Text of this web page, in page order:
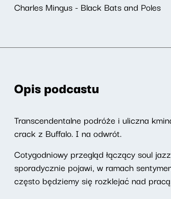
Charles Mingus - Black Bats and Poles
Opis podcastu
Transcendentalne podróże i uliczna
crack z Buffalo. I na odwrót.
Cotygodniowy przegląd łączący soul
sporadycznie pojawi, w ramach
często będziemy się rozklejać nad